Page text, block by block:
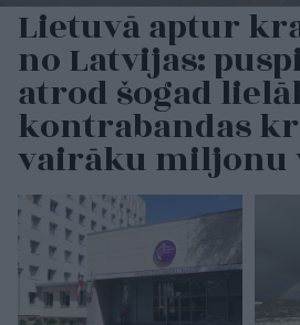
Lietuvā aptur
no Latvijas:
atrod šogad
kontrabandas
vairāku miljonu